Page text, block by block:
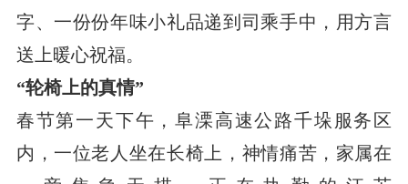
字、一份份年味小礼品递到司乘手中，用方言
送上暖心祝福。
“轮椅上的真情”
春节第一天下午，阜溧高速公路千垛服务区
内，一位老人坐在长椅上，神情痛苦，家属在